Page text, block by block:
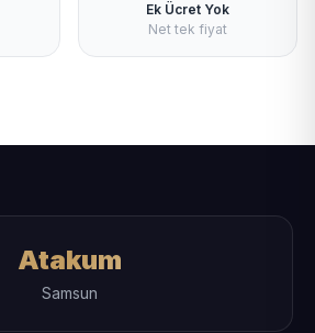
Ek Ücret Yok
Net tek fiyat
Atakum
Samsun